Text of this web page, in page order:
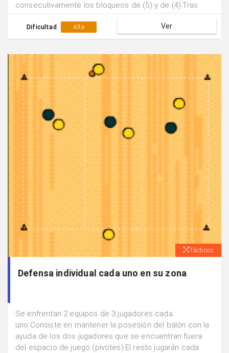
consecutivamente los bloqueos de (5) y de (4).Tras
tiro exterior.
Dificultad Alta Ver
Tácticos
Defensa individual cada uno en su zona
Se enfrentan 2 equipos de 3 jugadores cada
uno.Consiste en mantener la posesión del balón con la
ayuda de los dos jugadores que se encuentran fuera
del espacio de juego (pivotes).El resto jugarán cada